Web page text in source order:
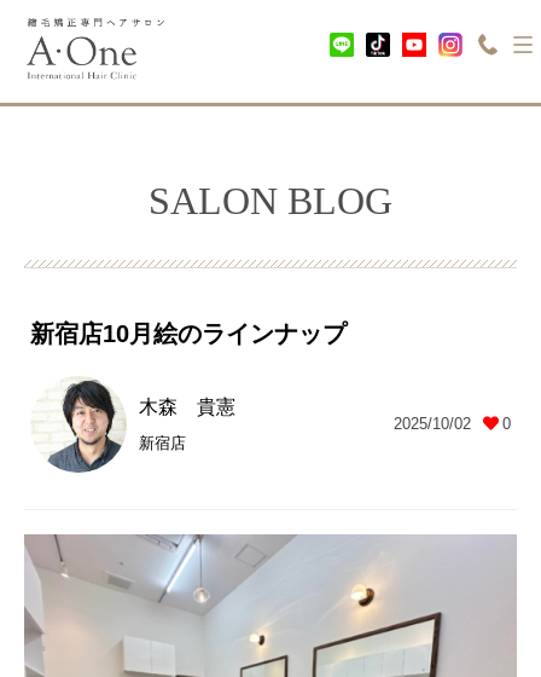
SALON BLOG
新宿店10月絵のラインナップ
木森 貴憲
新宿店
2025/10/02 0